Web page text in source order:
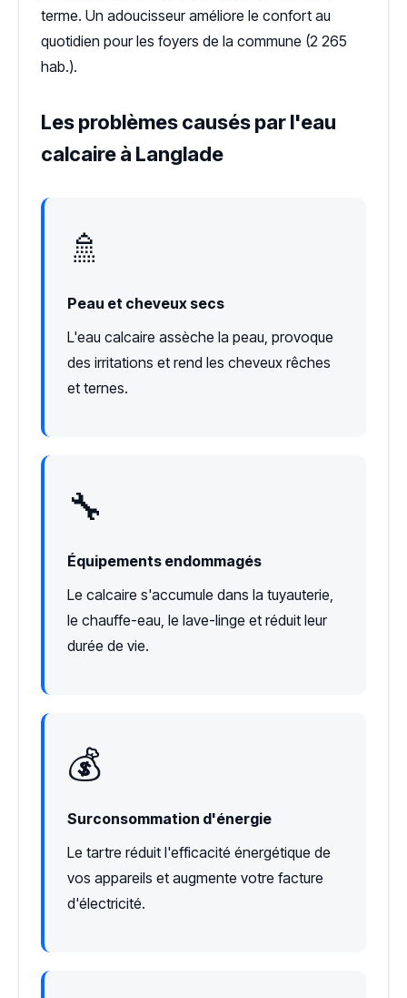
terme. Un adoucisseur améliore le confort au
quotidien pour les foyers de la commune (2 265
hab.).
Les problèmes causés par l'eau
calcaire à Langlade
🚿
Peau et cheveux secs
L'eau calcaire assèche la peau, provoque
des irritations et rend les cheveux rêches
et ternes.
🔧
Équipements endommagés
Le calcaire s'accumule dans la tuyauterie,
le chauffe-eau, le lave-linge et réduit leur
durée de vie.
💰
Surconsommation d'énergie
Le tartre réduit l'efficacité énergétique de
vos appareils et augmente votre facture
d'électricité.